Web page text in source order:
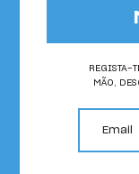
REGISTA-
MÃO,
email